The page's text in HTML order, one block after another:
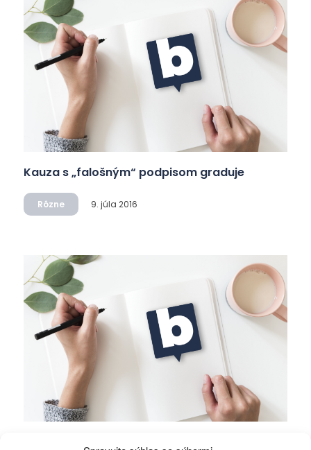
Kauza s „falošným“ podpisom graduje
Rôzne 9. júla 2016